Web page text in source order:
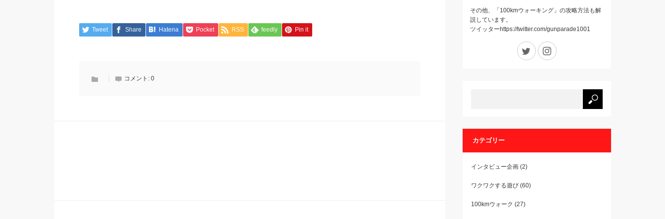
Tweet Share Hatena Pocket RSS feedly Pin it
コメント: 0
その他、「100kmウォーキング」の攻略方法も解
説しています。
ツイッターhttps://twitter.com/gunparade1001
Twitter
カテゴリー
インタビュー企画(2)
ワクワクする遊び(60)
100kmウォーク (27)